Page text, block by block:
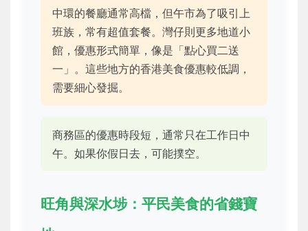
中環的餐廳通常高檔，但午市為了吸引上
班族，常有超值套餐。灣仔則更多地道小
館，優惠形式簡單，像是「點心買二送
一」。這些地方的香港美食優惠較低調，
需要細心發掘。
商務區的優惠時段短，通常只在工作日中
午。如果你假日去，可能撲空。
旺角與深水埗：平民美食的省錢寶